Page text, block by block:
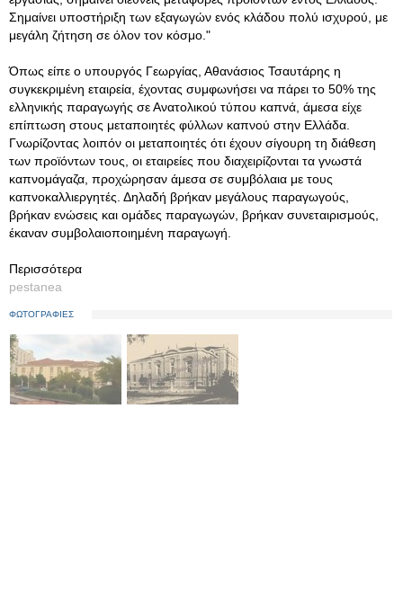
Σημαίνει υποστήριξη των εξαγωγών ενός κλάδου πολύ ισχυρού, με
μεγάλη ζήτηση σε όλον τον κόσμο."
Όπως είπε ο υπουργός Γεωργίας, Αθανάσιος Τσαυτάρης η
συγκεκριμένη εταιρεία, έχοντας συμφωνήσει να πάρει το 50% της
ελληνικής παραγωγής σε Ανατολικού τύπου καπνά, άμεσα είχε
επίπτωση στους μεταποιητές φύλλων καπνού στην Ελλάδα.
Γνωρίζοντας λοιπόν οι μεταποιητές ότι έχουν σίγουρη τη διάθεση
των προϊόντων τους, οι εταιρείες που διαχειρίζονται τα γνωστά
καπνομάγαζα, προχώρησαν άμεσα σε συμβόλαια με τους
καπνοκαλλιεργητές. Δηλαδή βρήκαν μεγάλους παραγωγούς,
βρήκαν ενώσεις και ομάδες παραγωγών, βρήκαν συνεταιρισμούς,
έκαναν συμβολαιοποιημένη παραγωγή.
Περισσότερα
pestanea
ΦΩΤΟΓΡΑΦΙΕΣ